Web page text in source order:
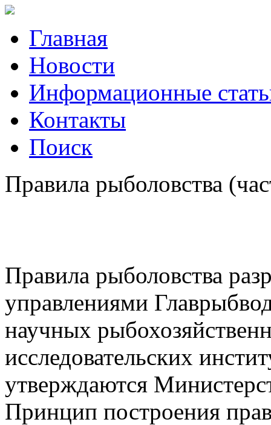
Главная
Новости
Информационные
Контакты
Поиск
Правила рыболовства
Правила рыболовства
управлениями
научных
исследовательских
утверждаются
Принцип построения